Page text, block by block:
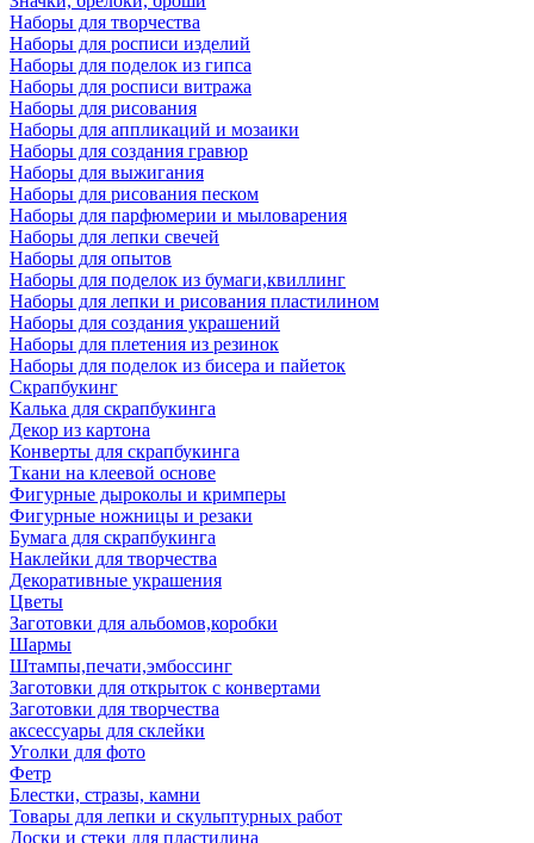
Наборы для творчества
Наборы для росписи изделий
Наборы для поделок из гипса
Наборы для росписи витража
Наборы для рисования
Наборы для аппликаций и мозаики
Наборы для создания гравюр
Наборы для выжигания
Наборы для рисования песком
Наборы для парфюмерии и мыловарения
Наборы для лепки свечей
Наборы для опытов
Наборы для поделок из бумаги,квиллинг
Наборы для лепки и рисования пластилином
Наборы для создания украшений
Наборы для плетения из резинок
Наборы для поделок из бисера и пайеток
Скрапбукинг
Калька для скрапбукинга
Декор из картона
Конверты для скрапбукинга
Ткани на клеевой основе
Фигурные дыроколы и кримперы
Фигурные ножницы и резаки
Бумага для скрапбукинга
Наклейки для творчества
Декоративные украшения
Цветы
Заготовки для альбомов,коробки
Шармы
Штампы,печати,эмбоссинг
Заготовки для открыток с конвертами
Заготовки для творчества
аксессуары для склейки
Уголки для фото
Фетр
Блестки, стразы, камни
Товары для лепки и скульптурных работ
Доски и стеки для пластилина